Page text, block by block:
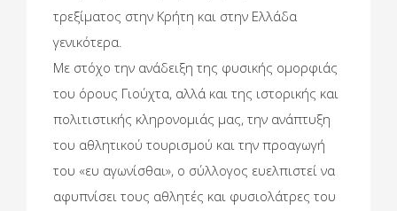
τρεξίματος στην Κρήτη και στην Ελλάδα
γενικότερα.
Με στόχο την ανάδειξη της φυσικής ομορφιάς
του όρους Γιούχτα, αλλά και της ιστορικής και
πολιτιστικής κληρονομιάς μας, την ανάπτυξη
του αθλητικού τουρισμού και την προαγωγή
του «ευ αγωνίσθαι», ο σύλλογος ευελπιστεί να
αφυπνίσει τους αθλητές και φυσιολάτρες του